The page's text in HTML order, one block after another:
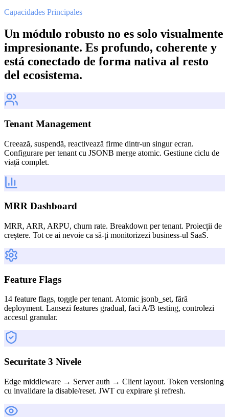
Capacidades Principales
Un módulo robusto no es solo visualmente
impresionante. Es profundo, coherente y
está conectado de forma nativa al resto
del ecosistema.
Tenant Management
Creează, suspendă, reactivează firme dintr-un singur ecran.
Configurare per tenant cu JSONB merge atomic. Gestiune ciclu de
viață complet.
MRR Dashboard
MRR, ARR, ARPU, churn rate. Breakdown per tenant. Proiecții de
creștere. Tot ce ai nevoie ca să-ți monitorizezi business-ul SaaS.
Feature Flags
14 feature flags, toggle per tenant. Atomic jsonb_set, fără
deployment. Lansezi features gradual, faci A/B testing, controlezi
accesul granular.
Securitate 3 Nivele
Edge middleware → Server auth → Client layout. Token versioning
cu invalidare la disable/reset. JWT cu expirare și refresh.